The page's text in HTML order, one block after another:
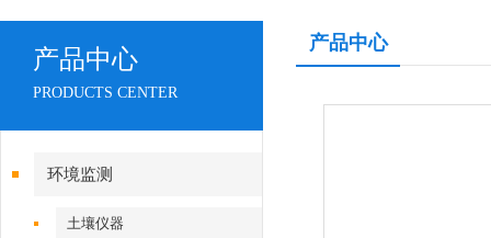
产品中心
PRODUCTS CENTER
环境监测
土壤仪器
产品中心